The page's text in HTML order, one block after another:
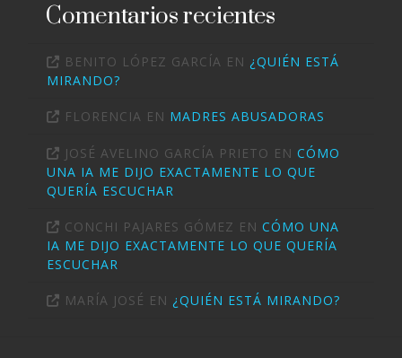
Comentarios recientes
BENITO LÓPEZ GARCÍA EN ¿QUIÉN ESTÁ
MIRANDO?
FLORENCIA EN MADRES ABUSADORAS
JOSÉ AVELINO GARCÍA PRIETO EN CÓMO
UNA IA ME DIJO EXACTAMENTE LO QUE
QUERÍA ESCUCHAR
CONCHI PAJARES GÓMEZ EN CÓMO UNA
IA ME DIJO EXACTAMENTE LO QUE QUERÍA
ESCUCHAR
MARÍA JOSÉ EN ¿QUIÉN ESTÁ MIRANDO?